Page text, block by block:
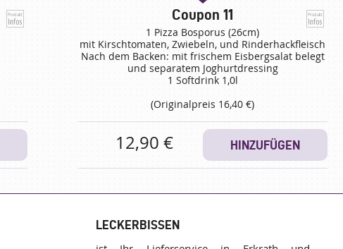
Coupon 11
1 Pizza Bosporus (26cm)
mit Kirschtomaten, Zwiebeln, und Rinderhackfleisch
Nach dem Backen: mit frischem Eisbergsalat belegt
und separatem Joghurtdressing
1 Softdrink 1,0l
(Originalpreis 16,40 €)
12,90 € HINZUFÜGEN
LECKERBISSEN